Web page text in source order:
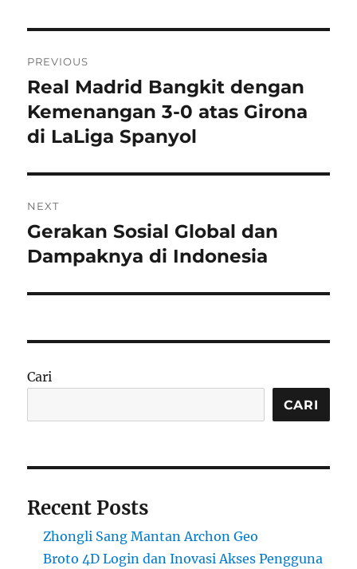
pos
PREVIOUS
Previous
post:
Real Madrid Bangkit dengan
Kemenangan 3-0 atas Girona
di LaLiga Spanyol
NEXT
Next
post:
Gerakan Sosial Global dan
Dampaknya di Indonesia
Cari
CARI
Recent Posts
Zhongli Sang Mantan Archon Geo
Broto 4D Login dan Inovasi Akses Pengguna